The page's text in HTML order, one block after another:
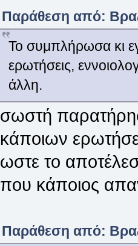
Παράθεση από:
Το συμπλήρωσα κι
ερωτήσεις,
άλλη.
σωστή
κάποιων
ωστε το
που κάποιος
Παράθεση από: